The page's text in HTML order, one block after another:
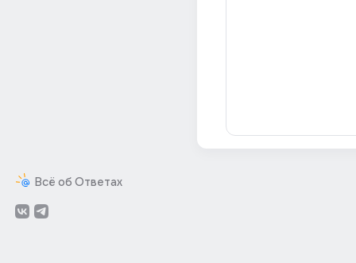
Всё об Ответах